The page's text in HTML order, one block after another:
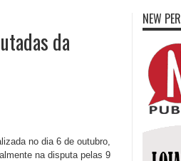
da
no dia 6 de outubro,
na disputa pelas 9
NEW